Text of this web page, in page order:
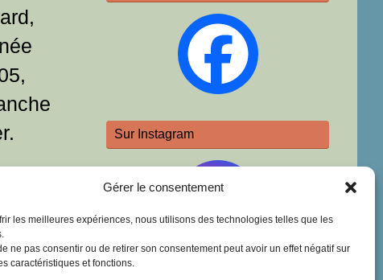
Gérer le consentement
les meilleures expériences, nous utilisons des technologies telles que les
ne pas consentir ou de retirer son consentement peut avoir un effet négatif sur
caractéristiques et fonctions.
Sur Instagram